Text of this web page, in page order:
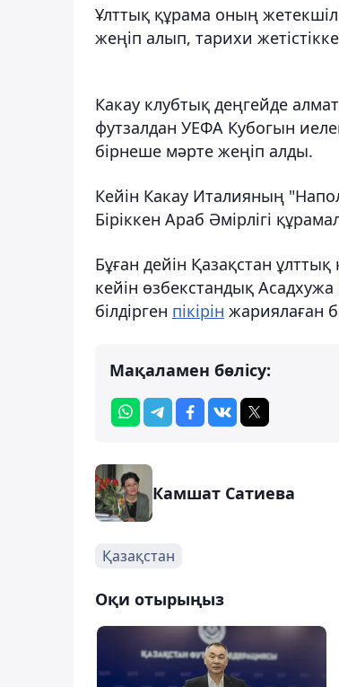
Ұлттық құрама оның
жеңіп алып, тарихи
Какау клубтық деңгейде
футзалдан УЕФА Кубогын
бірнеше мәрте жеңіп алды.
Кейін Какау Италияның
Біріккен Араб Әмірлігі
Бұған дейін Қазақстан
кейін өзбекстандық
білдірген пікірін жариялаған
Мақаламен бөлісу:
Камшат Сатиева
Қазақстан
Оқи отырыңыз